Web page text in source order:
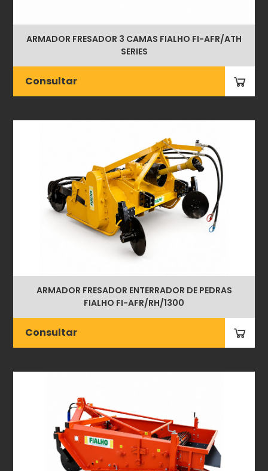
ARMADOR FRESADOR 3 CAMAS FIALHO FI-AFR/ATH
SERIES
Consultar
ARMADOR FRESADOR ENTERRADOR DE PEDRAS
FIALHO FI-AFR/RH/1300
Consultar